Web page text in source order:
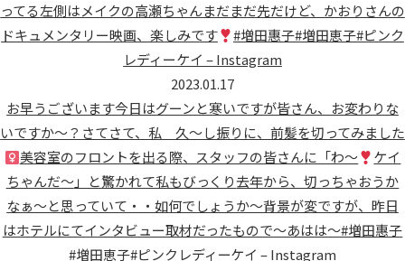
ってる左側はメイクの高瀬ちゃんまだまだ先だけど、かおりさんの
ドキュメンタリー映画、楽しみです
#増田惠子#増田恵子#ピンク
レディーケイ – Instagram
2023.01.17
お早うございます今日はグーンと寒いですが皆さん、お変わりな
いですか〜？さてさて、私 久〜し振りに、前髪を切ってみました‍
美容室のフロントを出る際、スタッフの皆さんに「わ〜
ケイ
ちゃんだ〜」と驚かれて私もびっくり去年から、切っちゃおうか
なぁ〜と思っていて・・如何でしょうか〜背景が変ですが、昨日
はホテルにてインタビュー取材だったもので〜あはは〜#増田惠子
#増田恵子#ピンクレディーケイ – Instagram